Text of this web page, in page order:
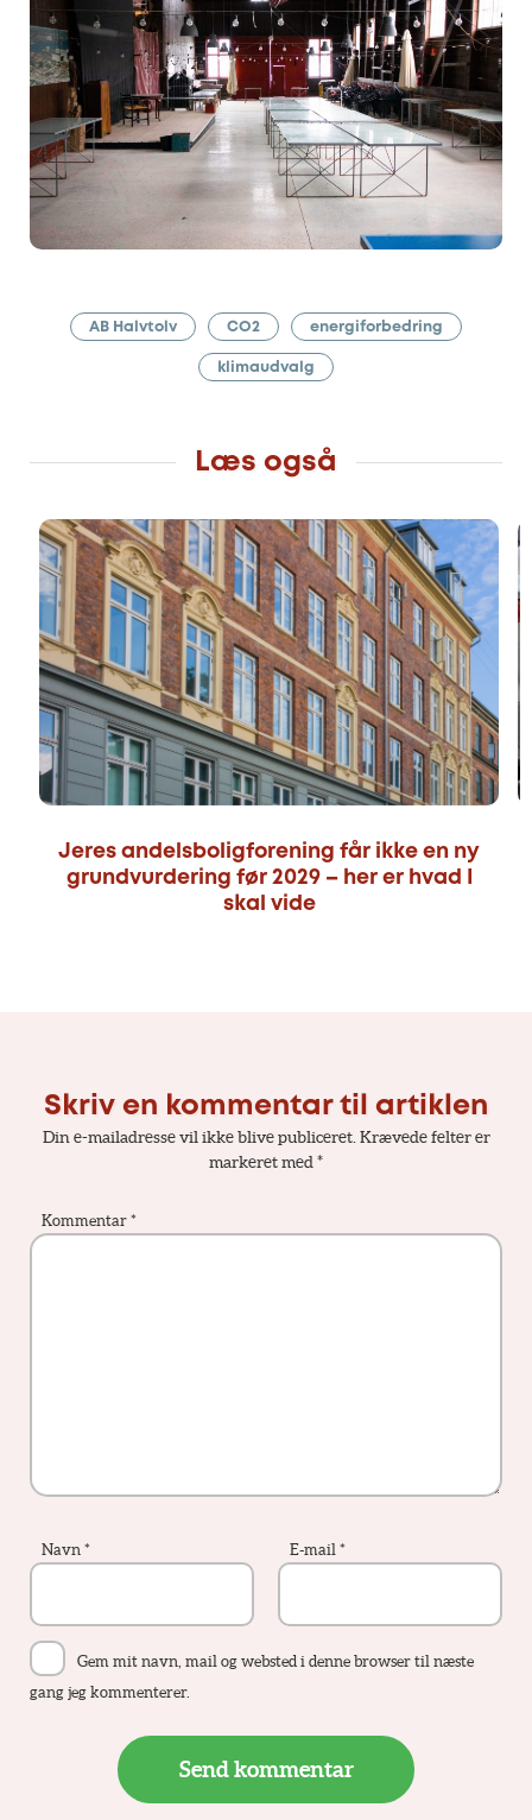
AB Halvtolv CO2 energiforbedring
klimaudvalg
Læs også
Jeres andelsboligforening får ikke en ny
grundvurdering før 2029 – her er hvad I
skal vide
Skriv en kommentar til artiklen
Din e-mailadresse vil ikke blive publiceret. Krævede felter er
markeret med *
Kommentar *
Navn * E-mail *
Gem mit navn, mail og websted i denne browser til næste
gang jeg kommenterer.